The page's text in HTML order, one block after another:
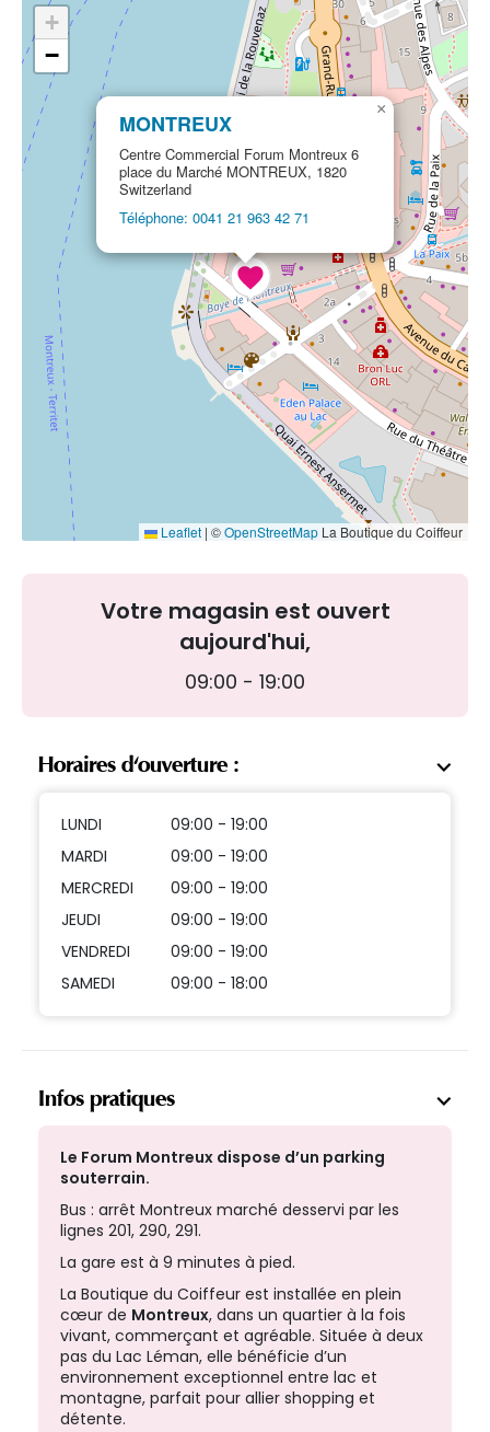
MONTREUX
Centre Commercial Forum Montreux 6
place du Marché MONTREUX, 1820
Switzerland
Téléphone: 0041 21 963 42 71
×
+
−
Leaflet | ©OpenStreetMap La Boutique du Coiffeur
Votre magasin est ouvert
aujourd'hui,
09:00 - 19:00
Horaires d'ouverture :
LUNDI
09:00 - 19:00
MARDI
09:00 - 19:00
MERCREDI
09:00 - 19:00
JEUDI
09:00 - 19:00
VENDREDI
09:00 - 19:00
SAMEDI
09:00 - 18:00
Infos pratiques
Le Forum Montreux dispose d’un parking
souterrain.
Bus : arrêt Montreux marché desservi par les
lignes 201, 290, 291.
La gare est à 9 minutes à pied.
La Boutique du Coiffeur est installée en plein
cœur de Montreux, dans un quartier à la fois
vivant, commerçant et agréable. Située à deux
pas du Lac Léman, elle bénéficie d’un
environnement exceptionnel entre lac et
montagne, parfait pour allier shopping et
détente.